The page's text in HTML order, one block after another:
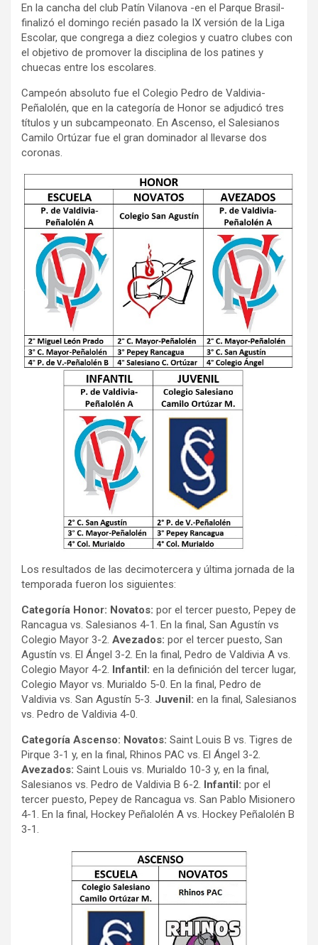
En la cancha del club Patín Vilanova -en el Parque Brasil-
finalizó el domingo recién pasado la IX versión de la Liga
Escolar, que congrega a diez colegios y cuatro clubes con
el objetivo de promover la disciplina de los patines y
chuecas entre los escolares.
Campeón absoluto fue el Colegio Pedro de Valdivia-
Peñalolén, que en la categoría de Honor se adjudicó tres
títulos y un subcampeonato. En Ascenso, el Salesianos
Camilo Ortúzar fue el gran dominador al llevarse dos
coronas.
Los resultados de las decimotercera y última jornada de la
temporada fueron los siguientes:
Categoría Honor: Novatos: por el tercer puesto, Pepey de
Rancagua vs. Salesianos 4-1. En la final, San Agustín vs
Colegio Mayor 3-2. Avezados: por el tercer puesto, San
Agustín vs. El Ángel 3-2. En la final, Pedro de Valdivia A vs.
Colegio Mayor 4-2. Infantil: en la definición del tercer lugar,
Colegio Mayor vs. Murialdo 5-0. En la final, Pedro de
Valdivia vs. San Agustín 5-3. Juvenil: en la final, Salesianos
vs. Pedro de Valdivia 4-0.
Categoría Ascenso: Novatos: Saint Louis B vs. Tigres de
Pirque 3-1 y, en la final, Rhinos PAC vs. El Ángel 3-2.
Avezados: Saint Louis vs. Murialdo 10-3 y, en la final,
Salesianos vs. Pedro de Valdivia B 6-2. Infantil: por el
tercer puesto, Pepey de Rancagua vs. San Pablo Misionero
4-1. En la final, Hockey Peñalolén A vs. Hockey Peñalolén B
3-1.